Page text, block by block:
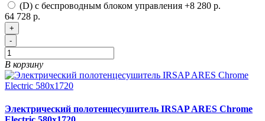
(D) с беспроводным блоком управления +8 280 р.
64 728 р.
+
-
В корзину
Электрический полотенцесушитель IRSAP ARES Chrome